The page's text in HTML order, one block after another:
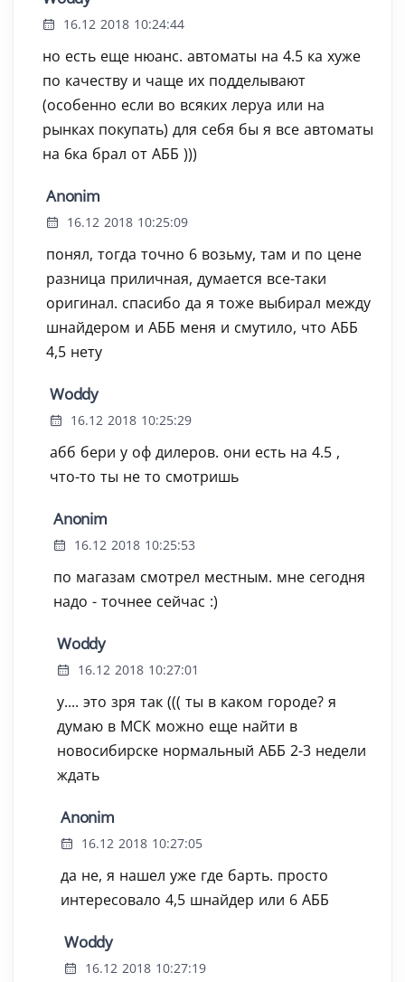
16.12 2018 10:24:44
но есть еще нюанс. автоматы на 4.5 ка хуже
по качеству и чаще их подделывают
(особенно если во всяких леруа или на
рынках покупать) для себя бы я все автоматы
на 6ка брал от АББ )))
Anonim
16.12 2018 10:25:09
понял, тогда точно 6 возьму, там и по цене
разница приличная, думается все-таки
оригинал. спасибо да я тоже выбирал между
шнайдером и АББ меня и смутило, что АББ
4,5 нету
Woddy
16.12 2018 10:25:29
абб бери у оф дилеров. они есть на 4.5 ,
что-то ты не то смотришь
Anonim
16.12 2018 10:25:53
по магазам смотрел местным. мне сегодня
надо - точнее сейчас :)
Woddy
16.12 2018 10:27:01
у.... это зря так ((( ты в каком городе? я
думаю в МСК можно еще найти в
новосибирске нормальный АББ 2-3 недели
ждать
Anonim
16.12 2018 10:27:05
да не, я нашел уже где барть. просто
интересовало 4,5 шнайдер или 6 АББ
Woddy
16.12 2018 10:27:19